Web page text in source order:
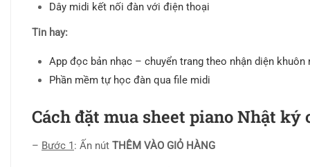
Dây midi kết nối đàn với điện thoại
Tin hay:
App đọc bản nhạc – chuyển trang theo nhận diện khuôn
Phần mềm tự học đàn qua file midi
Cách đặt mua sheet piano Nhật ký
– Bước 1: Ấn nút THÊM VÀO GIỎ HÀNG